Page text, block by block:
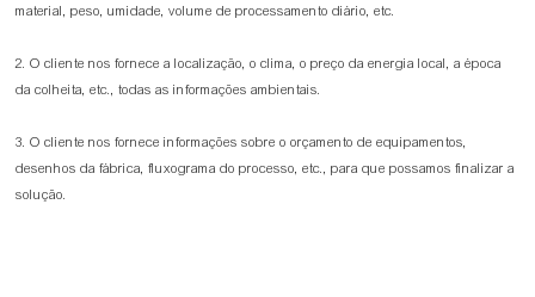
material, peso, umidade, volume de processamento diário, etc.
2. O cliente nos fornece a localização, o clima, o preço da energia local, a época
da colheita, etc., todas as informações ambientais.
3. O cliente nos fornece informações sobre o orçamento de equipamentos,
desenhos da fábrica, fluxograma do processo, etc., para que possamos finalizar a
solução.